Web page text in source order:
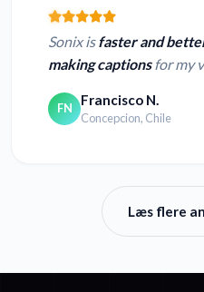
Sonix isfaster and
making captionsfor my
FN Francisco N.
Concepcion, Chile
Læs flere